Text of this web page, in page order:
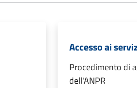
Accesso ai
Procedimento di
dell'ANPR